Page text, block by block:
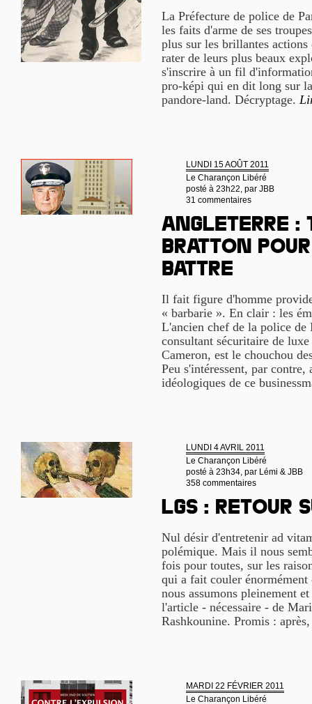
La Préfecture de police de
les faits d'arme de ses
plus sur les brillantes
rater de leurs plus beaux
s'inscrire à un fil
pro-képi qui en dit long sur
pandore-land. Décryptage.
LUNDI 15 AOÛT 2011
Le Charançon Libéré
posté à 23h22, par JBB
31 commentaires
Angleterre :
Bratton
battre
Il fait figure d'homme
« barbarie ». En clair : les
L'ancien chef de la police
consultant sécuritaire de
Cameron, est le chouchou
Peu s'intéressent, par
idéologiques de ce
LUNDI 4 AVRIL 2011
Le Charançon Libéré
posté à 23h34, par Lémi & JBB
358 commentaires
LGS : retour
Nul désir d'entretenir ad
polémique. Mais il nous
fois pour toutes, sur les
qui a fait couler
nous assumons pleinement
l'article - nécessaire - de
Rashkounine. Promis :
MARDI 22 FÉVRIER 2011
Le Charançon Libéré